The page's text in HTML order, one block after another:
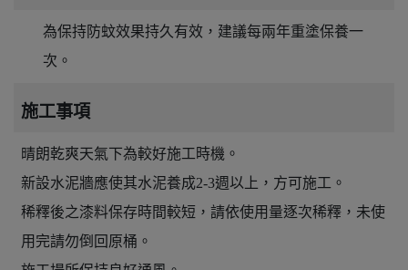
為保持防蚊效果持久有效，建議每兩年重塗保養一
次。
施工事項
晴朗乾爽天氣下為較好施工時機。
新設水泥牆應使其水泥養成2-3週以上，方可施工。
稀釋後之漆料保存時間較短，請依使用量逐次稀釋，未使
用完請勿倒回原桶。